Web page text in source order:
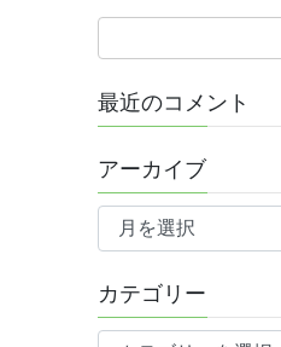
最近のコメント
アーカイブ
ア
イ
ブ
カテゴリー